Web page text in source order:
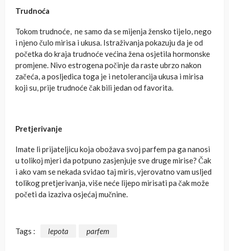
Trudnoća
Tokom trudnoće, ne samo da se mijenja žensko tijelo, nego
i njeno čulo mirisa i ukusa. Istraživanja pokazuju da je od
početka do kraja trudnoće većina žena osjetila hormonske
promjene. Nivo estrogena počinje da raste ubrzo nakon
začeća, a posljedica toga je i netolerancija ukusa i mirisa
koji su, prije trudnoće čak bili jedan od favorita.
Pretjerivanje
Imate li prijateljicu koja obožava svoj parfem pa ga nanosi
u tolikoj mjeri da potpuno zasjenjuje sve druge mirise? Čak
i ako vam se nekada sviđao taj miris, vjerovatno vam usljed
tolikog pretjerivanja, više neće lijepo mirisati pa čak može
početi da izaziva osjećaj mučnine.
Tags : lepota parfem